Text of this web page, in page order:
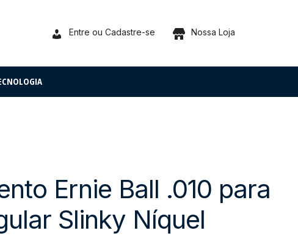
Entre ou Cadastre-se Nossa Loja
Ernie Ball .010 para
Slinky Níquel